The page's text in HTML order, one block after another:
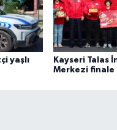
yaşlı
Kayseri Talas
Merkezi finale